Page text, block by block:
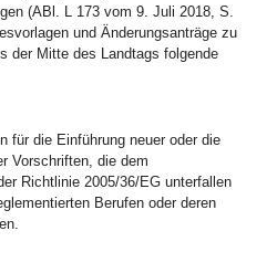
(ABl. L 173 vom 9. Juli 2018, S.
und Änderungsanträge zu
der Mitte des Landtags folgende
für die Einführung neuer oder die
Vorschriften, die dem
Richtlinie 2005/36/EG unterfallen
Berufen oder deren